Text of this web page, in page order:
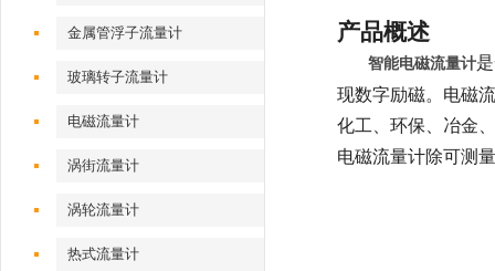
金属管浮子流量计
玻璃转子流量计
电磁流量计
涡街流量计
涡轮流量计
热式流量计
产品概述
智能电磁流量计
现数字励磁。电磁
化工、环保、冶金
电磁流量计除可测